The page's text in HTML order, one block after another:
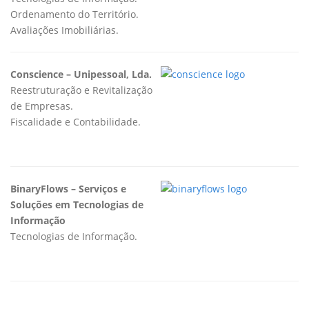
Ordenamento do Território.
Avaliações Imobiliárias.
Conscience – Unipessoal, Lda.
Reestruturação e Revitalização
de Empresas.
Fiscalidade e Contabilidade.
BinaryFlows – Serviços e
Soluções em Tecnologias de
Informação
Tecnologias de Informação.